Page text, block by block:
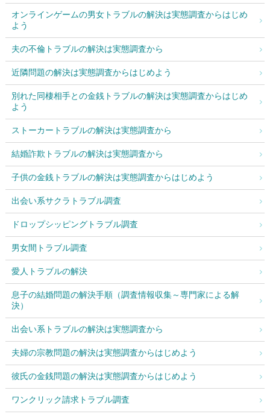
オンラインゲームの男女トラブルの解決は実態調査からはじめ
よう
夫の不倫トラブルの解決は実態調査から
近隣問題の解決は実態調査からはじめよう
別れた同棲相手との金銭トラブルの解決は実態調査からはじめ
よう
ストーカートラブルの解決は実態調査から
結婚詐欺トラブルの解決は実態調査から
子供の金銭トラブルの解決は実態調査からはじめよう
出会い系サクラトラブル調査
ドロップシッピングトラブル調査
男女間トラブル調査
愛人トラブルの解決
息子の結婚問題の解決手順（調査情報収集～専門家による解
決）
出会い系トラブルの解決は実態調査から
夫婦の宗教問題の解決は実態調査からはじめよう
彼氏の金銭問題の解決は実態調査からはじめよう
ワンクリック請求トラブル調査